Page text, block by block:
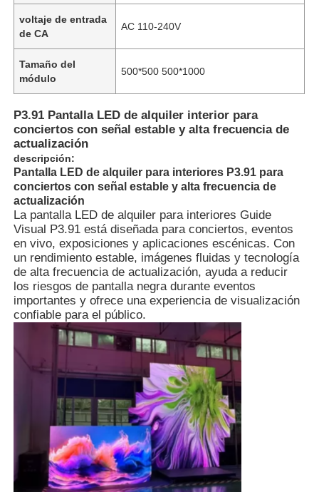
En casa.
Productos
Vídeos
voltaje de entrada
de CA
AC 110-240V
Tamaño del
módulo
500*500 500*1000
P3.91 Pantalla LED de alquiler interior para
conciertos con señal estable y alta frecuencia de
actualización
descripción:
Pantalla LED de alquiler para interiores P3.91 para
conciertos con señal estable y alta frecuencia de
actualización
La pantalla LED de alquiler para interiores Guide
Visual P3.91 está diseñada para conciertos, eventos
en vivo, exposiciones y aplicaciones escénicas. Con
un rendimiento estable, imágenes fluidas y tecnología
de alta frecuencia de actualización, ayuda a reducir
los riesgos de pantalla negra durante eventos
importantes y ofrece una experiencia de visualización
confiable para el público.